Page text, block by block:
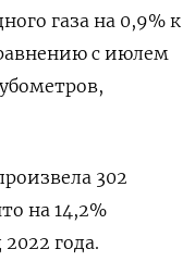
газа на 0,9% к
с июлем
302
на 14,2%
года.